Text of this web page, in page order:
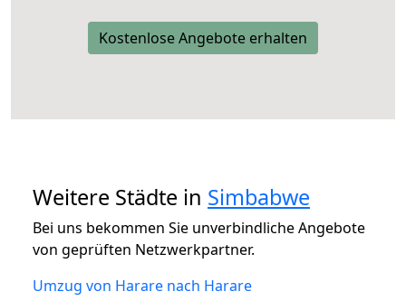
Kostenlose Angebote erhalten
Weitere Städte in Simbabwe
Bei uns bekommen Sie unverbindliche Angebote
von geprüften Netzwerkpartner.
Umzug von Harare nach Harare